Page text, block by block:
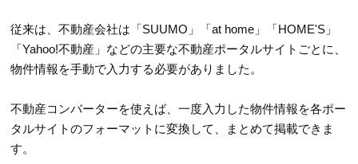
従来は、不動産会社は「SUUMO」「at home」「HOME'S」
「Yahoo!不動産」などの主要な不動産ポータルサイトごとに、
物件情報を手動で入力する必要がありました。
不動産コンバーターを使えば、一度入力した物件情報を各ポー
タルサイトのフォーマットに変換して、まとめて掲載できま
す。